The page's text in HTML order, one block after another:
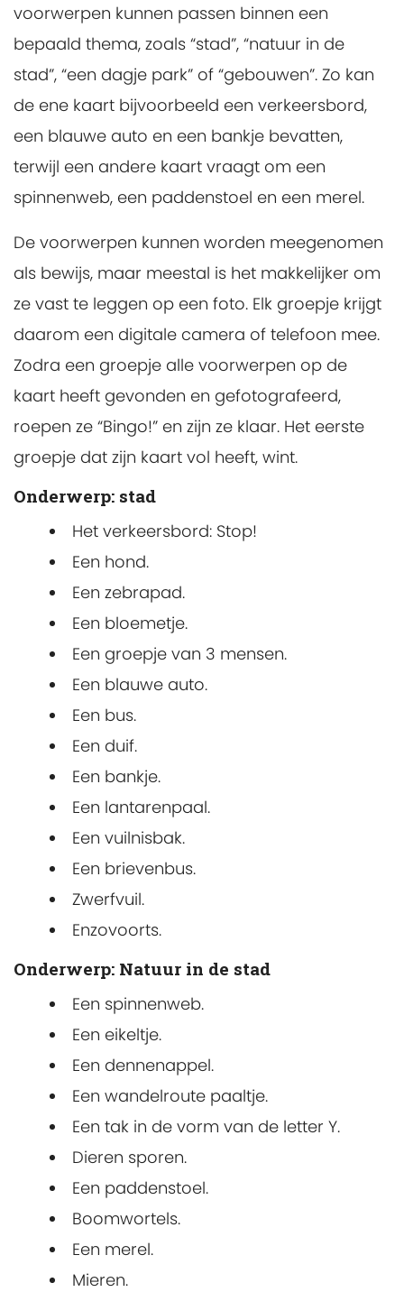
voorwerpen kunnen passen binnen een
bepaald thema, zoals “stad”, “natuur in de
stad”, “een dagje park” of “gebouwen”. Zo kan
de ene kaart bijvoorbeeld een verkeersbord,
een blauwe auto en een bankje bevatten,
terwijl een andere kaart vraagt om een
spinnenweb, een paddenstoel en een merel.
De voorwerpen kunnen worden meegenomen
als bewijs, maar meestal is het makkelijker om
ze vast te leggen op een foto. Elk groepje krijgt
daarom een digitale camera of telefoon mee.
Zodra een groepje alle voorwerpen op de
kaart heeft gevonden en gefotografeerd,
roepen ze “Bingo!” en zijn ze klaar. Het eerste
groepje dat zijn kaart vol heeft, wint.
Onderwerp: stad
Het verkeersbord: Stop!
Een hond.
Een zebrapad.
Een bloemetje.
Een groepje van 3 mensen.
Een blauwe auto.
Een bus.
Een duif.
Een bankje.
Een lantarenpaal.
Een vuilnisbak.
Een brievenbus.
Zwerfvuil.
Enzovoorts.
Onderwerp: Natuur in de stad
Een spinnenweb.
Een eikeltje.
Een dennenappel.
Een wandelroute paaltje.
Een tak in de vorm van de letter Y.
Dieren sporen.
Een paddenstoel.
Boomwortels.
Een merel.
Mieren.